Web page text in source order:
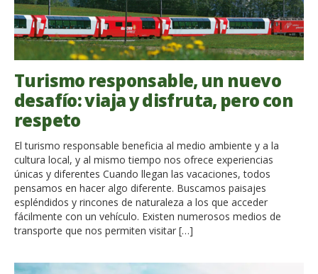
Turismo responsable, un nuevo
desafío: viaja y disfruta, pero con
respeto
El turismo responsable beneficia al medio ambiente y a la
cultura local, y al mismo tiempo nos ofrece experiencias
únicas y diferentes Cuando llegan las vacaciones, todos
pensamos en hacer algo diferente. Buscamos paisajes
espléndidos y rincones de naturaleza a los que acceder
fácilmente con un vehículo. Existen numerosos medios de
transporte que nos permiten visitar […]